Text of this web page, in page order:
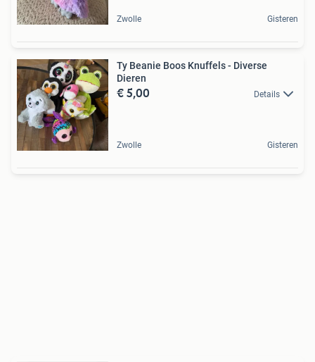
Zwolle Gisteren
Ty Beanie Boos Knuffels - Diverse
Dieren
€ 5,00 Details
Zwolle Gisteren